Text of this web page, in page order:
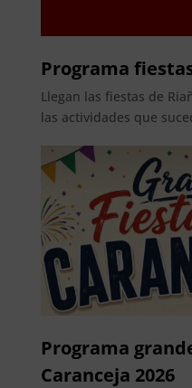
Programa
Llegan las fiestas de
las actividades que
Programa
Caranceja 2026